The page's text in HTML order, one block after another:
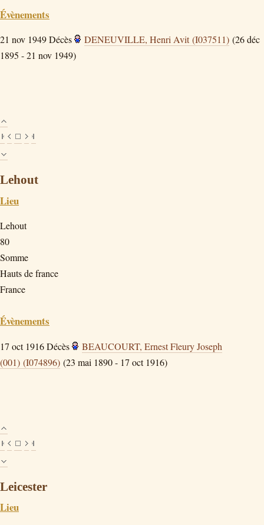
Évènements
21 nov 1949Décès DENEUVILLE, Henri Avit (I037511) (26 déc
1895 - 21 nov 1949)
Lehout
Lieu
Lehout
80
Somme
Hauts de france
France
Évènements
17 oct 1916Décès
BEAUCOURT, Ernest Fleury Joseph
(001) (I074896) (23 mai 1890 - 17 oct 1916)
Leicester
Lieu